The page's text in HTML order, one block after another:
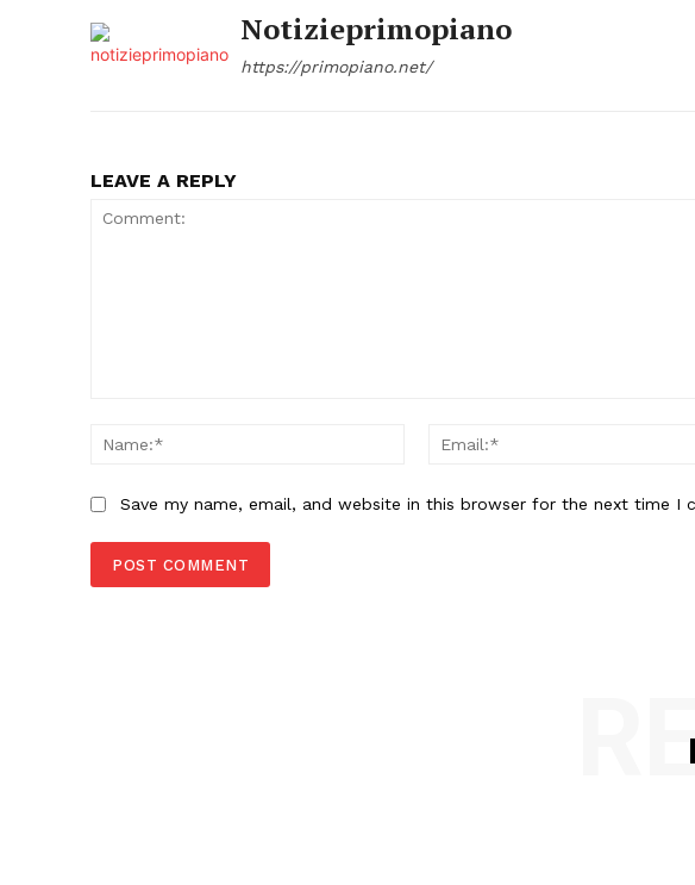
Notizieprimopiano
https://primopiano.net/
LEAVE A REPLY
Name:*
Save my name, email, and website in this browser for the next time I